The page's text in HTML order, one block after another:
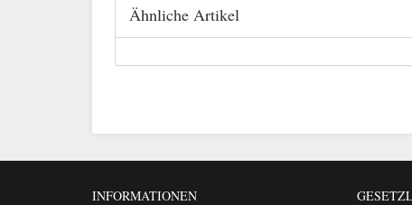
Ähnliche Artikel
INFORMATIONEN